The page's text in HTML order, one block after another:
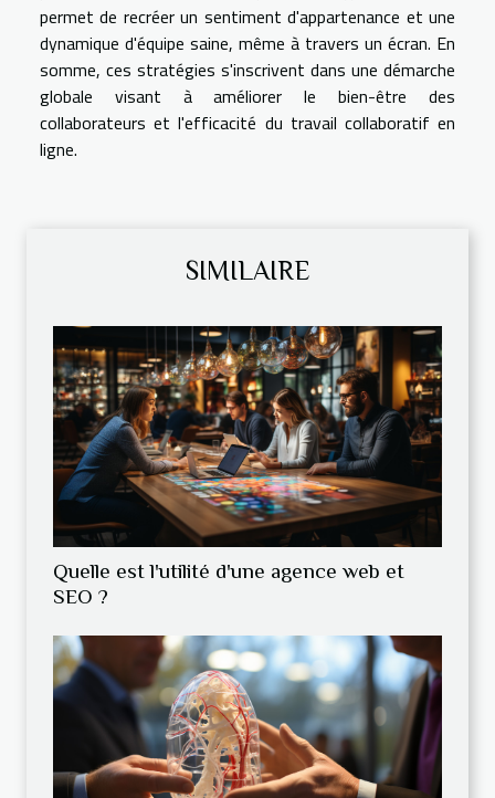
permet de recréer un sentiment d'appartenance et une
dynamique d'équipe saine, même à travers un écran. En
somme, ces stratégies s'inscrivent dans une démarche
globale visant à améliorer le bien-être des
collaborateurs et l'efficacité du travail collaboratif en
ligne.
SIMILAIRE
Quelle est l'utilité d'une agence web et
SEO ?